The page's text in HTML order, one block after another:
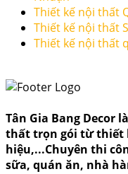
Thiết kế nội thất
Thiết kế nội thất
Thiết kế nội thất
Tân Gia Bang Decor
thất trọn gói từ thiết
hiệu,...Chuyên thi
sữa, quán ăn, nhà